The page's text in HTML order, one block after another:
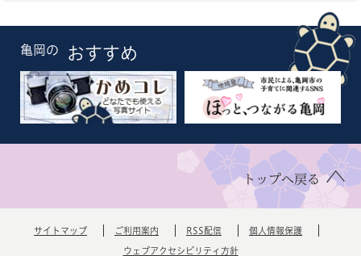
亀岡の おすすめ
トップへ戻る
サイトマップ ご利用案内 RSS配信 個人情報保護
ウェブアクセシビリティ方針